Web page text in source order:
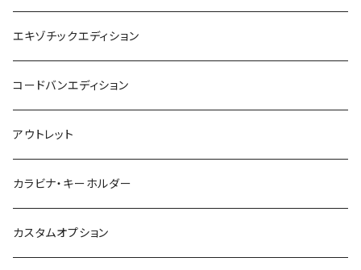
エキゾチックエディション
コードバンエディション
アウトレット
カラビナ・キーホルダー
カスタムオプション